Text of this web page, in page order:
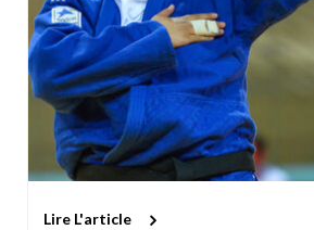
Lire L'article